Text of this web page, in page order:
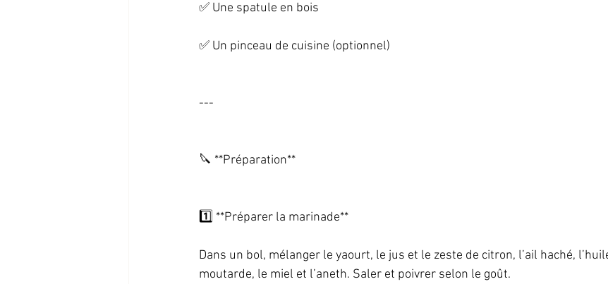
✅ Une spatule en bois
✅ Un pinceau de cuisine (optionnel)
---
🔪 **Préparation**
1️⃣ **Préparer la marinade**
Dans un bol, mélanger le yaourt, le jus et le zeste de citron, l’ail haché,
moutarde, le miel et l’aneth. Saler et poivrer selon le goût.